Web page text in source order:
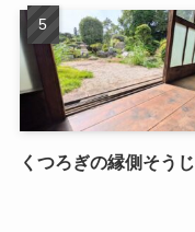
くつろぎの縁側そうじ